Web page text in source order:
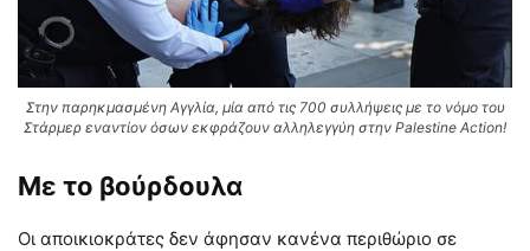
Στην παρηκμασμένη Αγγλία, μία από τις 700 συλλήψεις με το νόμο του
Στάρμερ εναντίον όσων εκφράζουν αλληλεγγύη στην Palestine Action!
Με το βούρδουλα
Οι αποικιοκράτες δεν άφησαν κανένα περιθώριο σε